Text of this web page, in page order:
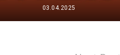
03.04.2025